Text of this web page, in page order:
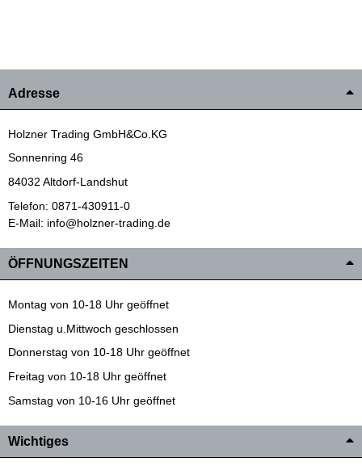
Adresse
Holzner Trading GmbH&Co.KG
Sonnenring 46
84032 Altdorf-Landshut
Telefon: 0871-430911-0
E-Mail: info@holzner-trading.de
ÖFFNUNGSZEITEN
Montag von 10-18 Uhr geöffnet
Dienstag u.Mittwoch geschlossen
Donnerstag von 10-18 Uhr geöffnet
Freitag von 10-18 Uhr geöffnet
Samstag von 10-16 Uhr geöffnet
Wichtiges